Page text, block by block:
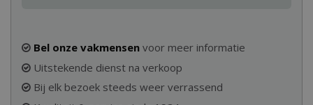
Bel onze vakmensen voor meer informatie
Uitstekende dienst na verkoop
Bij elk bezoek steeds weer verrassend